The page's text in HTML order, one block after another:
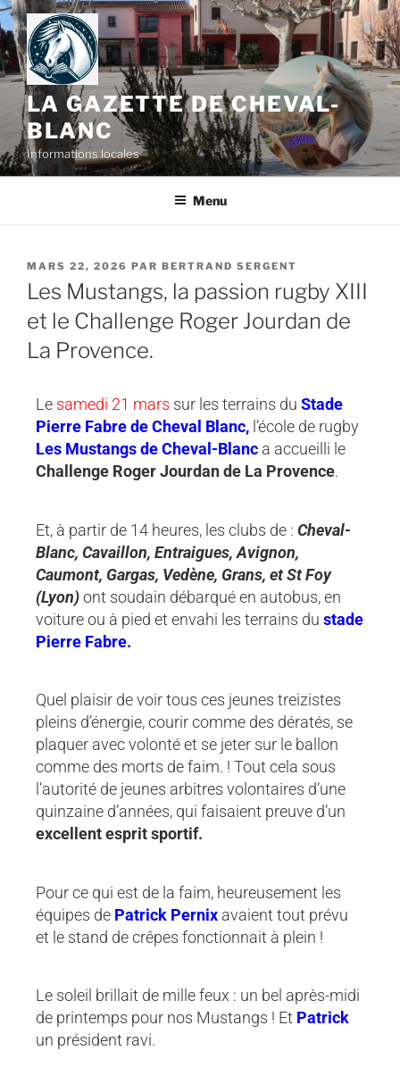
LA GAZETTE DE CHEVAL-
BLANC
Informations locales
Menu
MARS 22, 2026 PAR BERTRAND SERGENT
Les Mustangs, la passion rugby XIII
et le Challenge Roger Jourdan de
La Provence.
Le samedi 21 mars sur les terrains du Stade
Pierre Fabre de Cheval Blanc, l’école de rugby
Les Mustangs de Cheval-Blanc a accueilli le
Challenge Roger Jourdan de La Provence.
Et, à partir de 14 heures, les clubs de : Cheval-
Blanc, Cavaillon, Entraigues, Avignon,
Caumont, Gargas, Vedène, Grans, et St Foy
(Lyon)ont soudain débarqué en autobus, en
voiture ou à pied et envahi les terrains du stade
Pierre Fabre.
Quel plaisir de voir tous ces jeunes treizistes
pleins d’énergie, courir comme des dératés, se
plaquer avec volonté et se jeter sur le ballon
comme des morts de faim. ! Tout cela sous
l’autorité de jeunes arbitres volontaires d’une
quinzaine d’années, qui faisaient preuve d’un
excellent esprit sportif.
Pour ce qui est de la faim, heureusement les
équipes de Patrick Pernix avaient tout prévu
et le stand de crêpes fonctionnait à plein !
Le soleil brillait de mille feux : un bel après-midi
de printemps pour nos Mustangs ! Et Patrick
un président ravi.